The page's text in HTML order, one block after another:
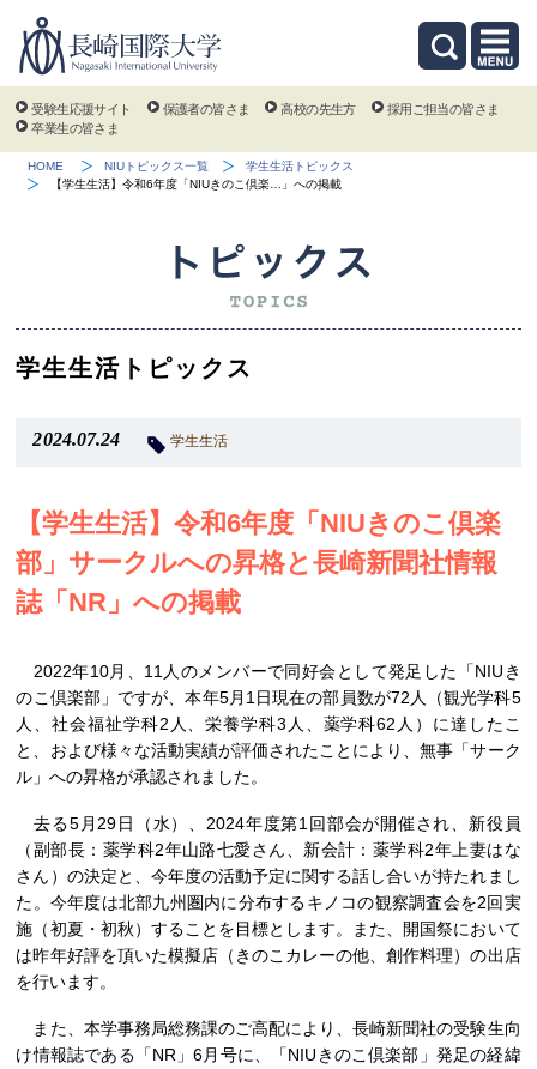
受験生応援サイト 保護者の皆さま 高校の先生方
採用ご担当の皆さま
卒業生の皆さま
HOME NIUトピックス一覧
学生生活トピックス
【学生生活】令和6年度「NIUきのこ倶楽…」への掲載
学生生活トピックス
2024.07.24 学生生活
【学生生活】令和6年度「NIUきのこ倶楽
部」サークルへの昇格と長崎新聞社情報
誌「NR」への掲載
2022年10月、11人のメンバーで同好会として発足した「NIUき
のこ倶楽部」ですが、本年5月1日現在の部員数が72人（観光学科5
人、社会福祉学科2人、栄養学科3人、薬学科62人）に達したこ
と、および様々な活動実績が評価されたことにより、無事「サーク
ル」への昇格が承認されました。
去る5月29日（水）、2024年度第1回部会が開催され、新役員
（副部長：薬学科2年山路七愛さん、新会計：薬学科2年上妻はな
さん）の決定と、今年度の活動予定に関する話し合いが持たれまし
た。今年度は北部九州圏内に分布するキノコの観察調査会を2回実
施（初夏・初秋）することを目標とします。また、開国祭において
は昨年好評を頂いた模擬店（きのこカレーの他、創作料理）の出店
を行います。
また、本学事務局総務課のご高配により、長崎新聞社の受験生向
け情報誌である「NR」6月号に、「NIUきのこ倶楽部」発足の経緯